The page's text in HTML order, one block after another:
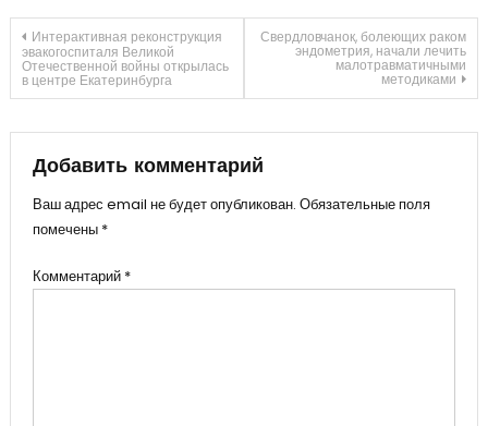
Навигация
по
записям
Интерактивная реконструкция
эвакогоспиталя Великой
Отечественной войны открылась
в центре Екатеринбурга
Свердловчанок, болеющих раком
эндометрия, начали лечить
малотравматичными
методиками
Добавить комментарий
Ваш адрес email не будет опубликован. Обязательные поля
помечены *
Комментарий *